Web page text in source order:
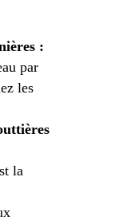
:
par
les
la